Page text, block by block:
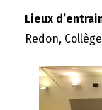
Lieux
Redon,